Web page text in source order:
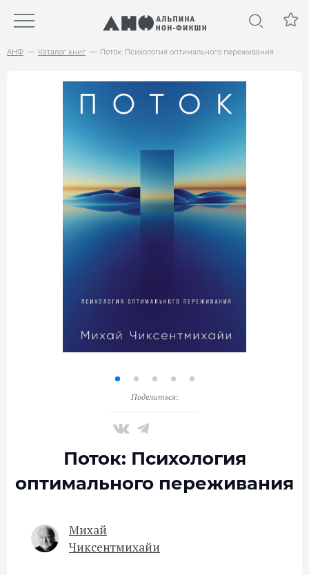
АНФ Каталог книг Поток: Психология оптимального переживания
Поделиться:
Поток: Психология
оптимального переживания
Михай
Чиксентмихайи